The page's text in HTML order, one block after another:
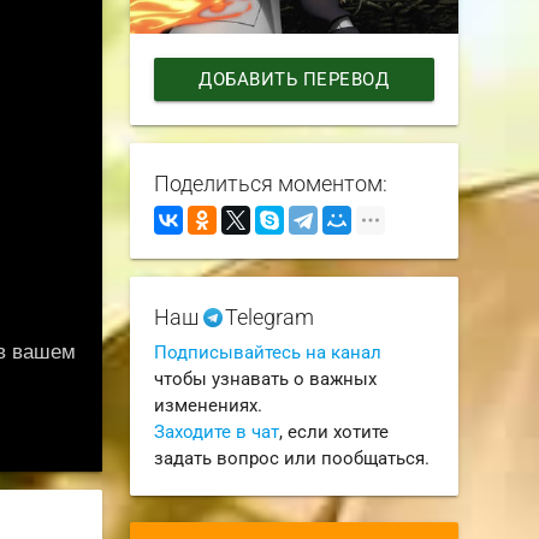
ДОБАВИТЬ ПЕРЕВОД
Поделиться моментом:
Наш Telegram
Подписывайтесь на канал
чтобы узнавать о важных
изменениях.
Заходите в чат, если хотите
задать вопрос или пообщаться.